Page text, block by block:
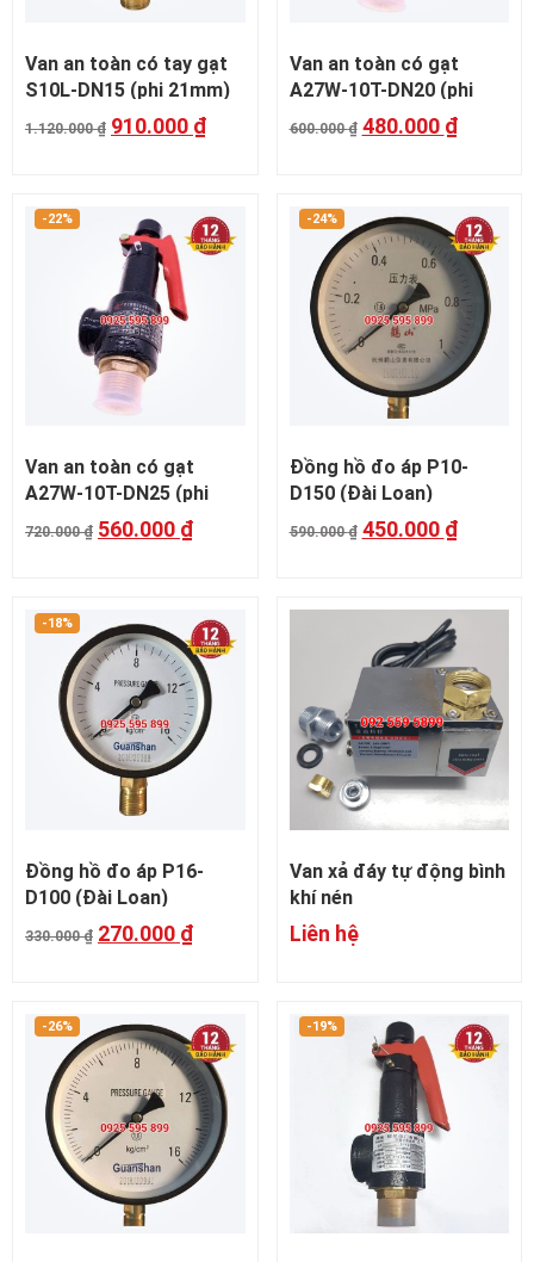
Van an toàn có tay gạt
S10L-DN15 (phi 21mm)
1.120.000₫ 910.000 ₫
Van an toàn có gạt
A27W-10T-DN20 (phi
600.000₫ 480.000 ₫
-22%
Van an toàn có gạt
A27W-10T-DN25 (phi
720.000₫ 560.000 ₫
-24%
Đồng hồ đo áp P10-
D150 (Đài Loan)
590.000₫ 450.000 ₫
-18%
Đồng hồ đo áp P16-
D100 (Đài Loan)
330.000₫ 270.000 ₫
Van xả đáy tự động bình
khí nén
Liên hệ
-26% -19%